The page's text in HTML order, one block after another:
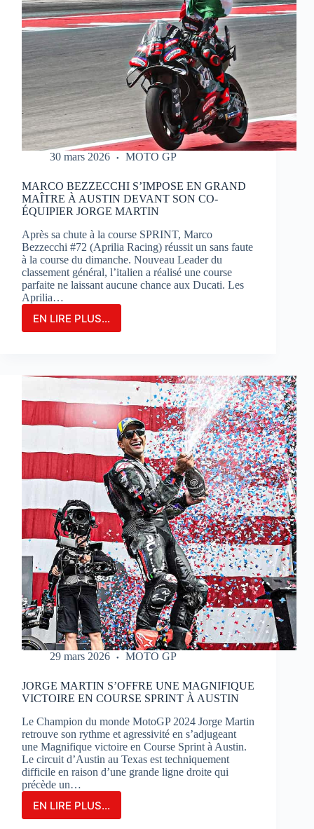
30 mars 2026 MOTO GP
MARCO BEZZECCHI S’IMPOSE EN GRAND
MAÎTRE À AUSTIN DEVANT SON CO-
ÉQUIPIER JORGE MARTIN
Après sa chute à la course SPRINT, Marco
Bezzecchi #72 (Aprilia Racing) réussit un sans faute
à la course du dimanche. Nouveau Leader du
classement général, l’italien a réalisé une course
parfaite ne laissant aucune chance aux Ducati. Les
Aprilia…
EN LIRE PLUS...
MARCO
GRAND
À
AUSTIN
DEVANT
CO-
ÉQUIPIER
JORGE
MARTIN
29 mars 2026 MOTO GP
JORGE MARTIN S’OFFRE UNE MAGNIFIQUE
VICTOIRE EN COURSE SPRINT À AUSTIN
Le Champion du monde MotoGP 2024 Jorge Martin
retrouve son rythme et agressivité en s’adjugeant
une Magnifique victoire en Course Sprint à Austin.
Le circuit d’Austin au Texas est techniquement
difficile en raison d’une grande ligne droite qui
précède un…
EN LIRE PLUS...
JORGE